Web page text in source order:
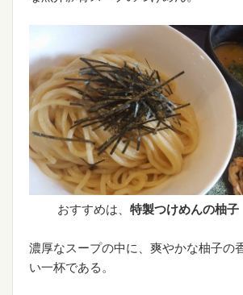
おすすめは、 特製つけめんの柚子
濃厚なスープの中に、爽やかな柚子の
い一杯である。